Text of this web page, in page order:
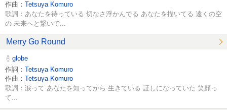
作曲： Tetsuya Komuro
歌詞：あなたを待っている 切なさ浮かんでる あなたを描いてる 遠くの空
の 未来へと繋いで...
Merry Go Round
globe
作詞： Tetsuya Komuro
作曲： Tetsuya Komuro
歌詞：涙って あなたを知ってから 生きている 証しになっていた 笑顔っ
て...